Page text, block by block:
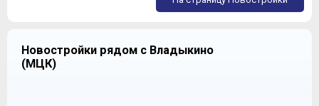
Новостройки рядом с Владыкино
(МЦК)